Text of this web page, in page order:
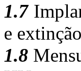
1.7
e
1.8